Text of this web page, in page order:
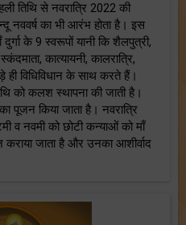
तिथि से नवरात्रि 2022 की
नववर्ष का भी आरंभ होता है। इस
के 9 स्वरूपों यानी कि शैलपुत्री,
कात्यायनी, कालरात्रि,
ही विधिविधान के साथ करते हैं।
को कलश स्थापना की जाती है।
किया जाता है। नवरात्रि
व नवमी को छोटी कन्याओं को माँ
कराया जाता है और उनका आशीर्वाद